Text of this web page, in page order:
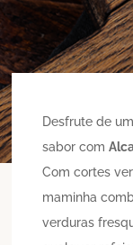
Desfrute de
sabor com
Com cortes
maminha
verduras